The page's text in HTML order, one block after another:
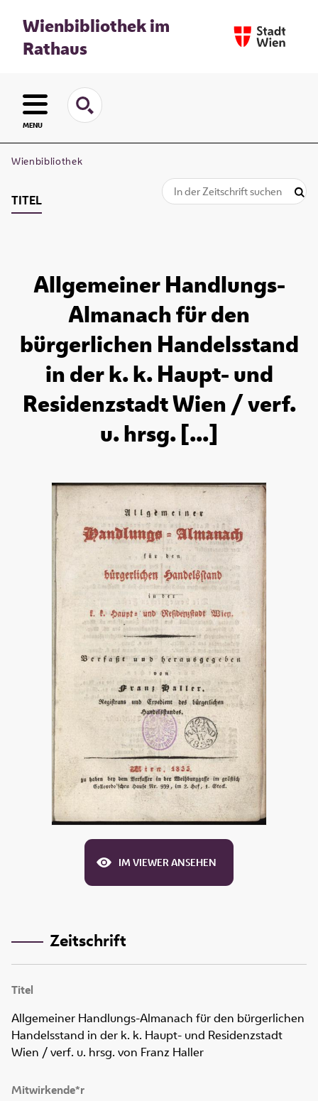
Wienbibliothek im
Rathaus
MENU
Wienbibliothek
TITEL
Allgemeiner Handlungs-
Almanach für den
bürgerlichen Handelsstand
in der k. k. Haupt- und
Residenzstadt Wien / verf.
u. hrsg. [...]
IM VIEWER ANSEHEN
Zeitschrift
Titel
Allgemeiner Handlungs-Almanach für den bürgerlichen
Handelsstand in der k. k. Haupt- und Residenzstadt
Wien / verf. u. hrsg. von Franz Haller
Mitwirkende*r